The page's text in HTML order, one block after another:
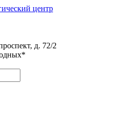
д. 72/2